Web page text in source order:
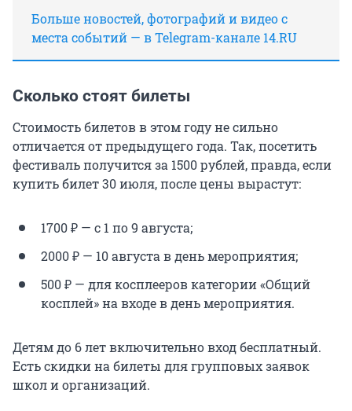
Больше новостей, фотографий и видео с
места событий — в Telegram-канале 14.RU
Сколько стоят билеты
Стоимость билетов в этом году не сильно
отличается от предыдущего года. Так, посетить
фестиваль получится за 1500 рублей, правда, если
купить билет 30 июля, после цены вырастут:
1700 ₽ — с 1 по 9 августа;
2000 ₽ — 10 августа в день мероприятия;
500 ₽ — для косплееров категории «Общий
косплей» на входе в день мероприятия.
Детям до 6 лет включительно вход бесплатный.
Есть скидки на билеты для групповых заявок
школ и организаций.